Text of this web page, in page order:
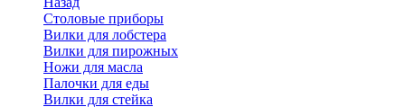
Cтоловые приборы
Вилки для лобстера
Вилки для пирожных
Ножи для масла
Палочки для еды
Вилки для стейка